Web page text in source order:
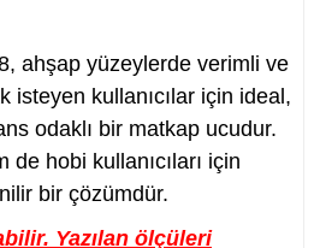
ahşap yüzeylerde verimli ve
isteyen kullanıcılar için ideal,
odaklı bir matkap ucudur.
hobi kullanıcıları için
bir çözümdür.
Yazılan ölçüleri